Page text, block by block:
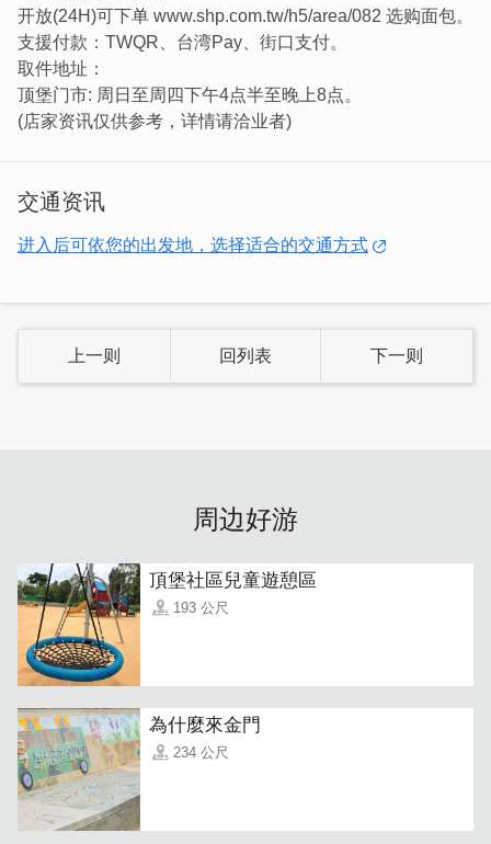
开放(24H)可下单 www.shp.com.tw/h5/area/082 选购面包。
支援付款：TWQR、台湾Pay、街口支付。
取件地址：
顶堡门市: 周日至周四下午4点半至晚上8点。
(店家资讯仅供参考，详情请洽业者)
交通资讯
进入后可依您的出发地，选择适合的交通方式
上一则 回列表 下一则
周边好游
頂堡社區兒童遊憩區
193 公尺
為什麼來金門
234 公尺